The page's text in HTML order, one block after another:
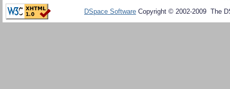
DSpace Software Copyright © 2002-2009 The